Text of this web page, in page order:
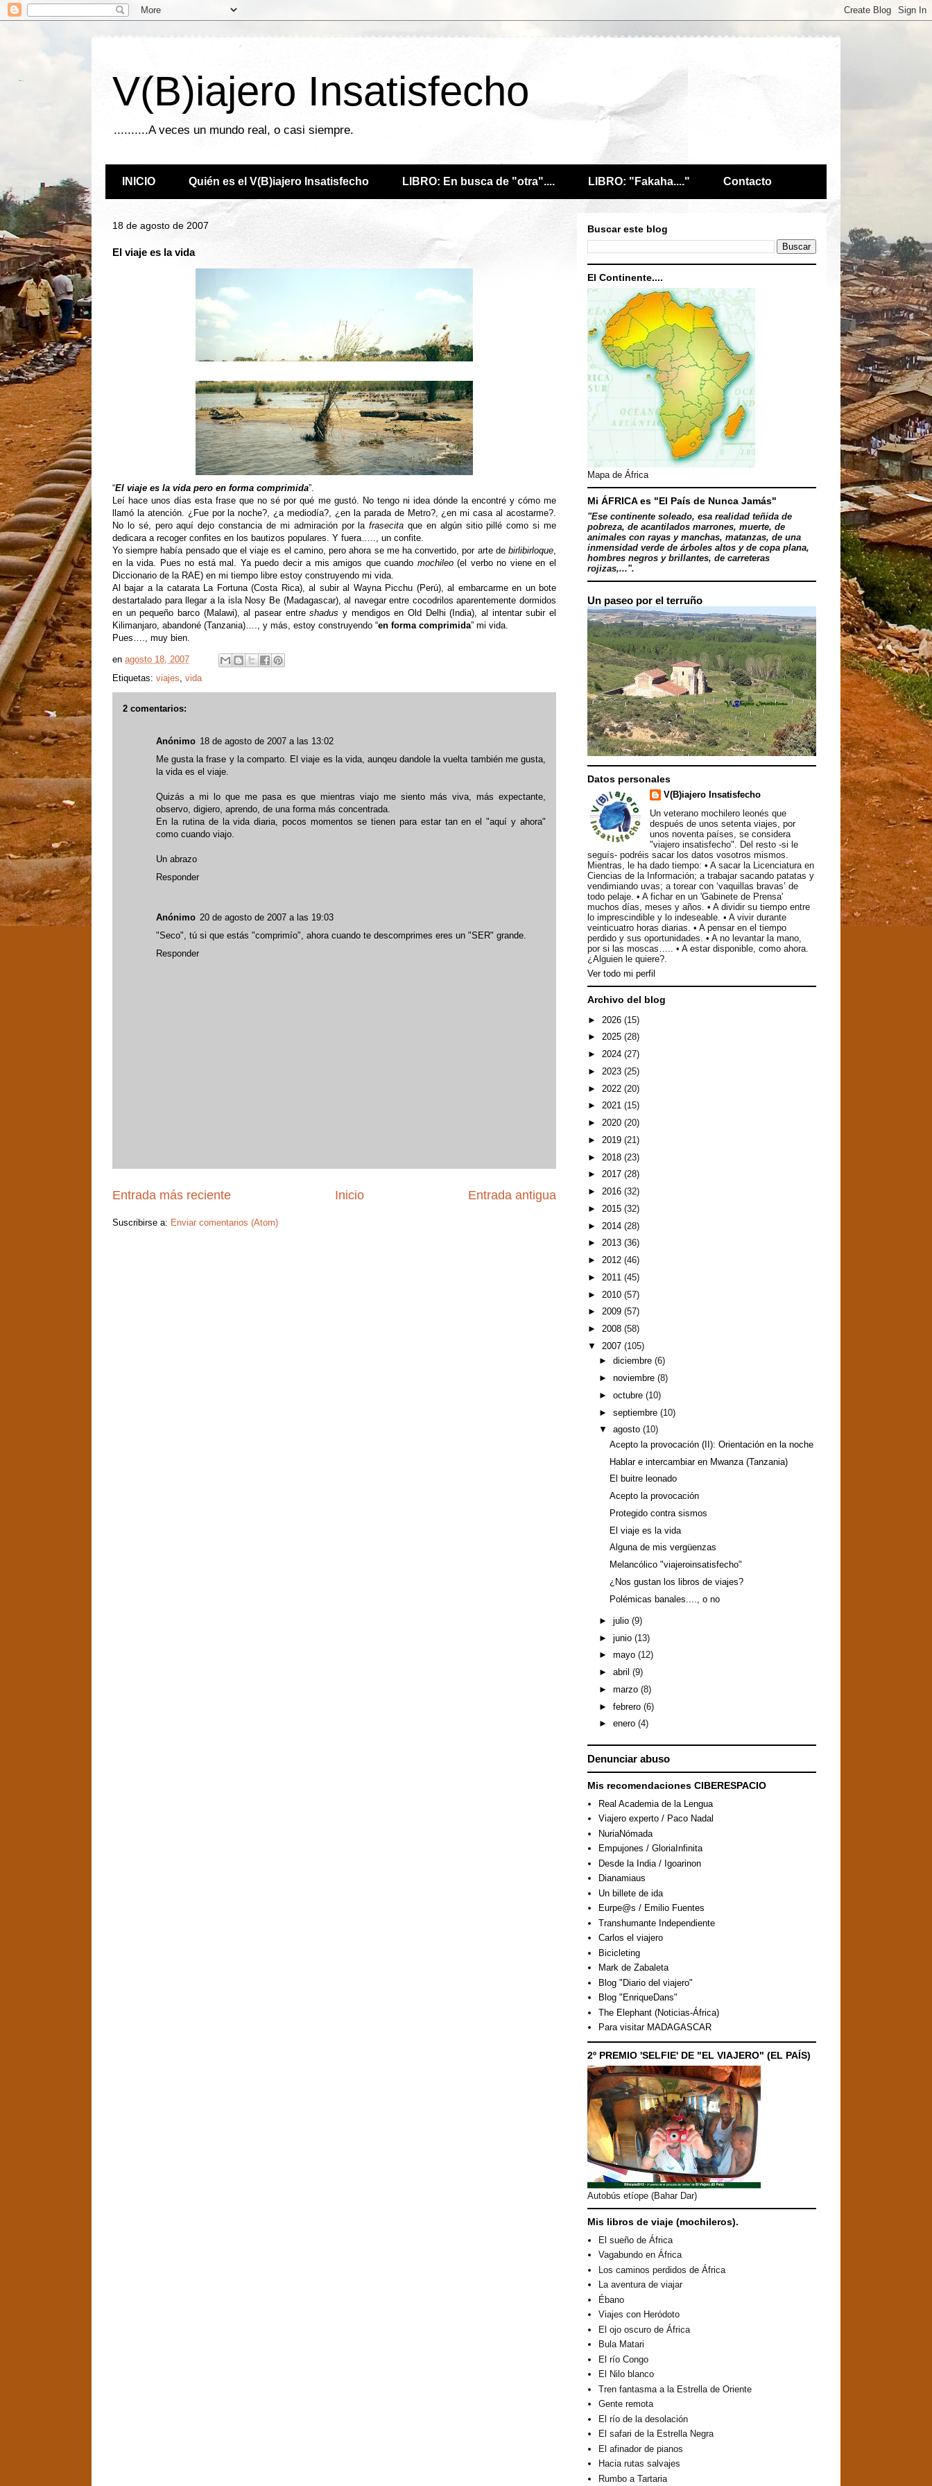
V(B)iajero Insatisfecho
..........A veces un mundo real, o casi siempre.
INICIO Quién es el V(B)iajero Insatisfecho LIBRO: En busca de "otra".... LIBRO: "Fakaha...." Contacto
18 de agosto de 2007
El viaje es la vida
“El viaje es la vida pero en forma comprimida”.
Leí hace unos días esta frase que no sé por qué me gustó. No tengo ni idea dónde la encontré y cómo me
llamó la atención. ¿Fue por la noche?, ¿a mediodía?, ¿en la parada de Metro?, ¿en mi casa al acostarme?.
No lo sé, pero aquí dejo constancia de mi admiración por lafrasecita que en algún sitio pillé como si me
dedicara a recoger confites en los bautizos populares. Y fuera….., un confite.
Yo siempre había pensado que el viaje es el camino, pero ahora se me ha convertido, por arte de birlibirloque,
en la vida. Pues no está mal. Ya puedo decir a mis amigos que cuando mochileo(el verbo no viene en el
Diccionario de la RAE) en mi tiempo libre estoy construyendo mi vida.
Al bajar a la catarata La Fortuna (Costa Rica), al subir al Wayna Picchu (Perú), al embarcarme en un bote
destartalado para llegar a la isla Nosy Be (Madagascar), al navegar entre cocodrilos aparentemente dormidos
en un pequeño barco (Malawi), al pasear entreshadus y mendigos en Old Delhi (India), al intentar subir el
Kilimanjaro, abandoné (Tanzania)…., y más, estoy construyendo “en forma comprimida” mi vida.
Pues…., muy bien.
en agosto 18, 2007
Etiquetas: viajes, vida
2 comentarios:
Anónimo 18 de agosto de 2007 a las 13:02
Me gusta la frase y la comparto. El viaje es la vida, aunqeu dandole la vuelta también me gusta,
la vida es el viaje.
Quizás a mi lo que me pasa es que mientras viajo me siento más viva, más expectante,
observo, digiero, aprendo, de una forma más concentrada.
En la rutina de la vida diaria, pocos momentos se tienen para estar tan en el "aquí y ahora"
como cuando viajo.
Un abrazo
Responder
Anónimo 20 de agosto de 2007 a las 19:03
"Seco", tú si que estás "comprimío", ahora cuando te descomprimes eres un "SER" grande.
Responder
Entrada más reciente Entrada antigua
Inicio
Suscribirse a: Enviar comentarios (Atom)
Buscar este blog
El Continente....
Mapa de África
Mi ÁFRICA es "El País de Nunca Jamás"
"Ese continente soleado, esa realidad teñida de
pobreza, de acantilados marrones, muerte, de
animales con rayas y manchas, matanzas, de una
inmensidad verde de árboles altos y de copa plana,
hombres negros y brillantes, de carreteras
rojizas,...".
Un paseo por el terruño
Datos personales
V(B)iajero Insatisfecho
Un veterano mochilero leonés que
después de unos setenta viajes, por
unos noventa países, se considera
"viajero insatisfecho". Del resto -si le
seguís- podréis sacar los datos vosotros mismos.
Mientras, le ha dado tiempo: • A sacar la Licenciatura en
Ciencias de la Información; a trabajar sacando patatas y
vendimiando uvas; a torear con ‘vaquillas bravas’ de
todo pelaje. • A fichar en un 'Gabinete de Prensa'
muchos días, meses y años. • A dividir su tiempo entre
lo imprescindible y lo indeseable. • A vivir durante
veinticuatro horas diarias. • A pensar en el tiempo
perdido y sus oportunidades. • A no levantar la mano,
por si las moscas….. • A estar disponible, como ahora.
¿Alguien le quiere?.
Ver todo mi perfil
Archivo del blog
► 2026 (15)
► 2025 (28)
► 2024 (27)
► 2023 (25)
► 2022 (20)
► 2021 (15)
► 2020 (20)
► 2019 (21)
► 2018 (23)
► 2017 (28)
► 2016 (32)
► 2015 (32)
► 2014 (28)
► 2013 (36)
► 2012 (46)
► 2011 (45)
► 2010 (57)
► 2009 (57)
► 2008 (58)
▼ 2007 (105)
► diciembre (6)
► noviembre (8)
► octubre (10)
► septiembre (10)
▼ agosto (10)
Acepto la provocación (II): Orientación en la noche
Hablar e intercambiar en Mwanza (Tanzania)
El buitre leonado
Acepto la provocación
Protegido contra sismos
El viaje es la vida
Alguna de mis vergüenzas
Melancólico "viajeroinsatisfecho"
¿Nos gustan los libros de viajes?
Polémicas banales...., o no
► julio (9)
► junio (13)
► mayo (12)
► abril (9)
► marzo (8)
► febrero (6)
► enero (4)
Denunciar abuso
Mis recomendaciones CIBERESPACIO
Real Academia de la Lengua
Viajero experto / Paco Nadal
NuriaNómada
Empujones / GloriaInfinita
Desde la India / Igoarinon
Dianamiaus
Un billete de ida
Eurpe@s / Emilio Fuentes
Transhumante Independiente
Carlos el viajero
Bicicleting
Mark de Zabaleta
Blog "Diario del viajero"
Blog "EnriqueDans"
The Elephant (Noticias-África)
Para visitar MADAGASCAR
2º PREMIO 'SELFIE' DE "EL VIAJERO" (EL PAÍS)
Autobús etíope (Bahar Dar)
Mis libros de viaje (mochileros).
El sueño de África
Vagabundo en África
Los caminos perdidos de África
La aventura de viajar
Ébano
Viajes con Heródoto
El ojo oscuro de África
Bula Matari
El río Congo
El Nilo blanco
Tren fantasma a la Estrella de Oriente
Gente remota
El río de la desolación
El safari de la Estrella Negra
El afinador de pianos
Hacia rutas salvajes
Rumbo a Tartaria